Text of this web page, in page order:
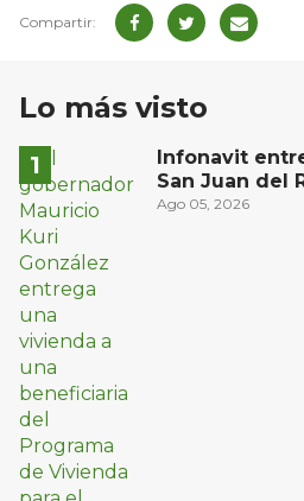
Lo más visto
Infonavit
San Juan del
bajos ingresos
Ago 05, 2026